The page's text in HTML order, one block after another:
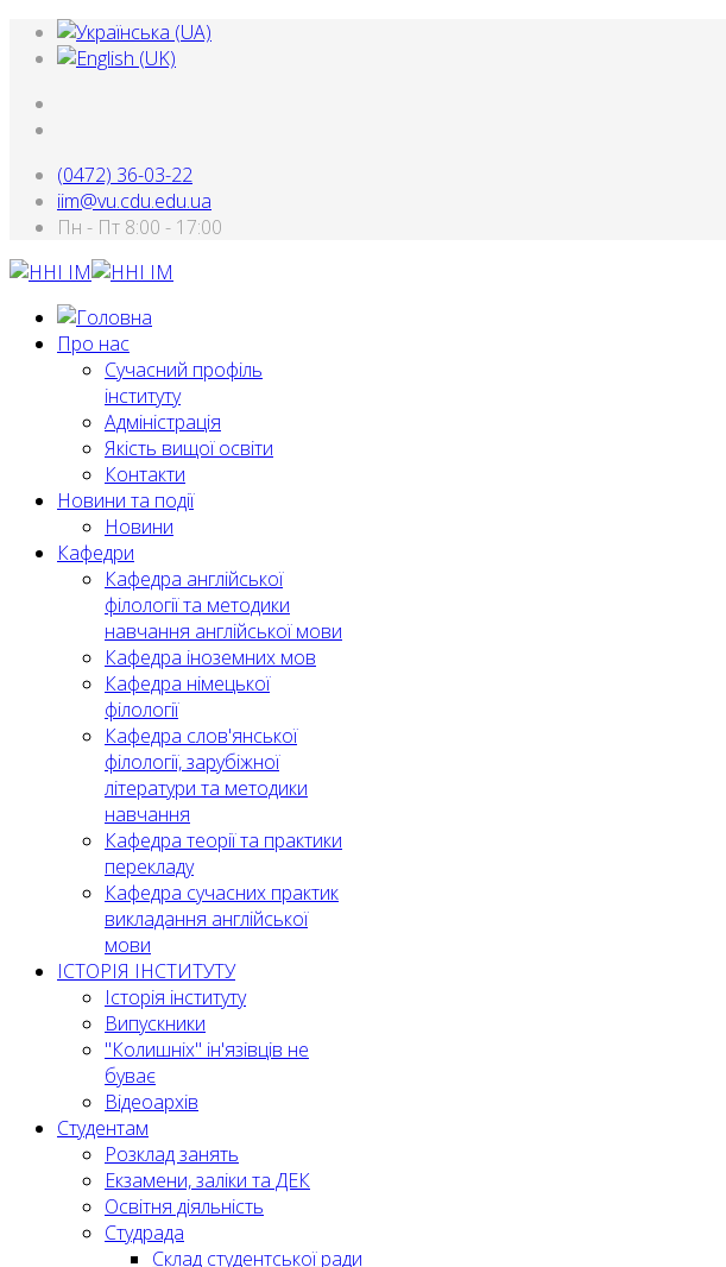
(0472) 36-03-22
iim@vu.cdu.edu.ua
Пн - Пт 8:00 - 17:00
Про нас
Сучасний профіль
інституту
Адміністрація
Якість вищої освіти
Контакти
Новини та події
Новини
Кафедри
Кафедра англійської
філології та методики
навчання англійської мови
Кафедра іноземних мов
Кафедра німецької
філології
Кафедра слов'янської
філології, зарубіжної
літератури та методики
навчання
Кафедра теорії та практики
перекладу
Кафедра сучасних практик
викладання англійської
мови
ІСТОРІЯ ІНСТИТУТУ
Історія інституту
Випускники
"Колишніх" ін'язівців не
буває
Відеоархів
Студентам
Розклад занять
Екзамени, заліки та ДЕК
Освітня діяльність
Студрада
Склад студентської ради